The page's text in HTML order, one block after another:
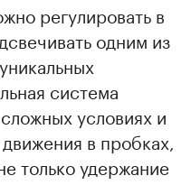
регулировать в
одним из
система
условиях и
в пробках,
только удержание